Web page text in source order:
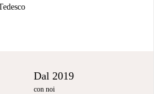
Dal 2019
con noi